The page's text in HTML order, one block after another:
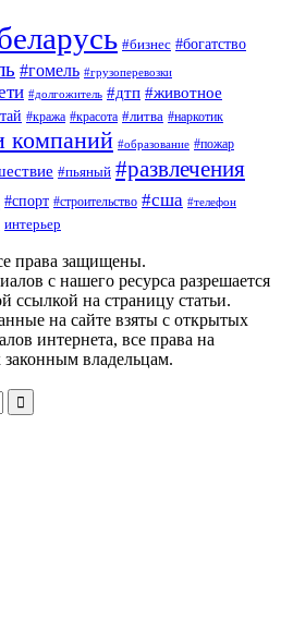
#бизнес #богатство
#гомель #грузоперевозки
#долгожитель #дтп #животное
#кража #красота #литва #наркотик
компаний #образование #пожар
#пьяный #развлечения
#спорт #строительство #сша #телефон
интерьер
права защищены.
с нашего ресурса разрешается
ссылкой на страницу статьи.
на сайте взяты с открытых
интернета, все права на
владельцам.